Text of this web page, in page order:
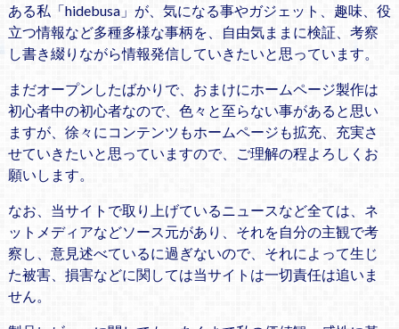
ある私「hidebusa」が、気になる事やガジェット、趣味、役
立つ情報など多種多様な事柄を、自由気ままに検証、考察
し書き綴りながら情報発信していきたいと思っています。
まだオープンしたばかりで、おまけにホームページ製作は
初心者中の初心者なので、色々と至らない事があると思い
ますが、徐々にコンテンツもホームページも拡充、充実さ
せていきたいと思っていますので、ご理解の程よろしくお
願いします。
なお、当サイトで取り上げているニュースなど全ては、ネ
ットメディアなどソース元があり、それを自分の主観で考
察し、意見述べているに過ぎないので、それによって生じ
た被害、損害などに関しては当サイトは一切責任は追いま
せん。